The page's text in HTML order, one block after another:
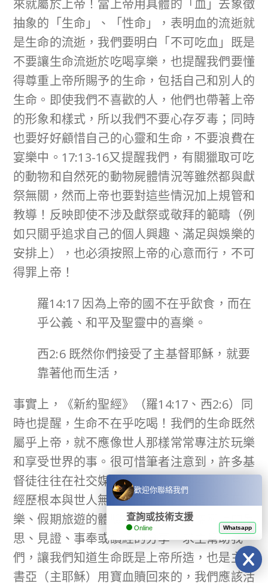
來就屬於上帝！當上帝用具體的「血」去象徵
抽象的「生命」、「性命」，表明血的流逝就
是生命的流逝，我們要明白「不可吃血」既是
不要讓生命流逝於吃喝享樂，也提醒我們要懂
得尊重上帝所賜予的生命，包括自己和別人的
生命。即使我們不喜歡的人，他們也帶著上帝
的形象和樣式，所以我們不要心存歹毒；同時
也要好好顧惜自己的心靈和生命，不要浪費在
宴樂中。17:13-16又提醒我們，有關獵取可吃
的動物和自然死的動物屍體情況等雖然都與獻
祭無關，然而上帝也要對這些情況加上規管和
教導！反映即使不涉及獻祭或敬拜的範疇（例
如只關乎追求自己的個人興趣、滿足與娛樂的
安排上），也必須按照上帝的心意而行，不可
得罪上帝！
羅14:17 因為上帝的國不在乎飲食，而在
乎公義、和平及聖靈中的喜樂。
西2:6 既然你們接受了主基督耶穌，就要
靠著他而生活，
事實上，《新約聖經》（羅14:17、西2:6）同
時也提醒，生命不在乎吃喝！我們的生命既然
屬乎上帝，就不應像世人那樣常常專注於玩樂
和享受世界的事。很可惜筆者注意到，許多基
督徒往往在社交媒體上所分享的內容、相片和
經歷根本與世人無異，絕大部分都是吃喝玩
樂、假期旅遊的體驗，甚少看見有屬靈上的反
思、見證、事奉或讀經的分享。求主幫助我
們，讓我們知道生命既是上帝所造，也是主耶
書亞（主耶穌）用寶血贖回來的，我們應該活
歡迎你聯絡我們
查詢或技術支援
Online Whatsapp